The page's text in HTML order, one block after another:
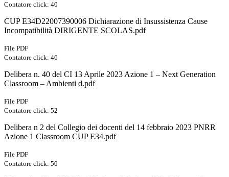
Contatore click: 40
CUP E34D22007390006 Dichiarazione di Insussistenza Cause
Incompatibilità DIRIGENTE SCOLAS.pdf
File PDF
Contatore click: 46
Delibera n. 40 del CI 13 Aprile 2023 Azione 1 – Next Generation
Classroom – Ambienti d.pdf
File PDF
Contatore click: 52
Delibera n 2 del Collegio dei docenti del 14 febbraio 2023 PNRR
Azione 1 Classroom CUP E34.pdf
File PDF
Contatore click: 50